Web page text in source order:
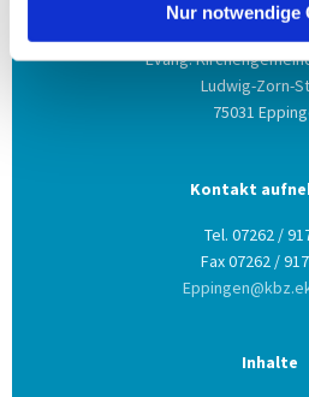
Nur notwendige
Anschrift
Evang.
Ludwig-Zorn-
75031
Kontakt
Tel. 07262 /
Fax 07262 /
Inhalte